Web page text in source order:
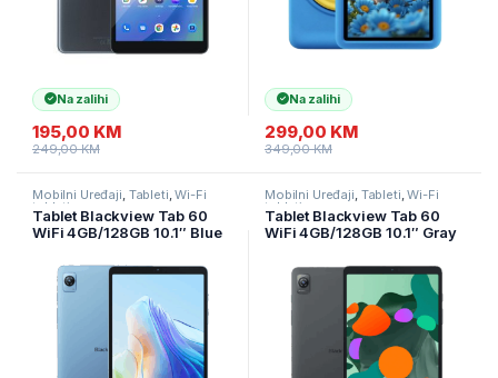
Na zalihi
195,00 KM
249,00KM
Na zalihi
299,00 KM
349,00KM
Mobilni Uređaji, Tableti,Wi-Fi
tableti
Tablet Blackview Tab 60
WiFi 4GB/128GB 10.1″ Blue
Mobilni Uređaji, Tableti,Wi-Fi
tableti
Tablet Blackview Tab 60
WiFi 4GB/128GB 10.1″ Gray